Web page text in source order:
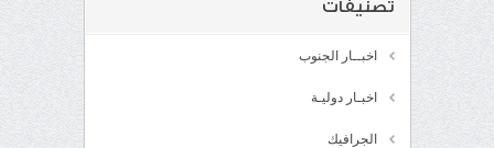
تصنيفات
اخبــار الجنوب
اخبـار دوليـة
الجرافيك